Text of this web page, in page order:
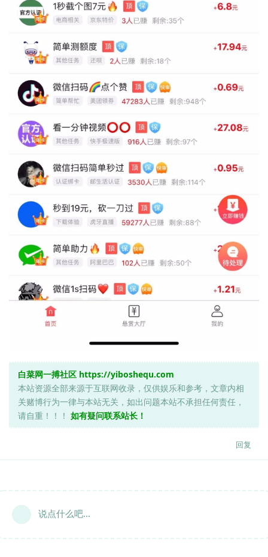
白菜网一搏社区 https://yiboshequ.com
本站资源全部来源于互联网收录，仅供娱乐和参考，文章内相
关赌博行为一律与本站无关，如出问题本站不承担任何责任，
请自重！！！ 如有疑问联系站长！
回复
说点什么吧...